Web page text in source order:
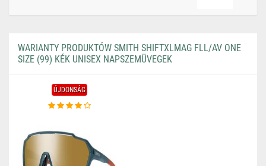
WARIANTY PRODUKTÓW SMITH SHIFTXLMAG FLL/AV ONE
SIZE (99) KÉK UNISEX NAPSZEMÜVEGEK
ÚJDONSÁG